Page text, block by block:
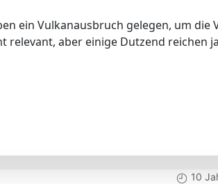
ein Vulkanausbruch gelegen, um die
relevant, aber einige Dutzend reichen
10